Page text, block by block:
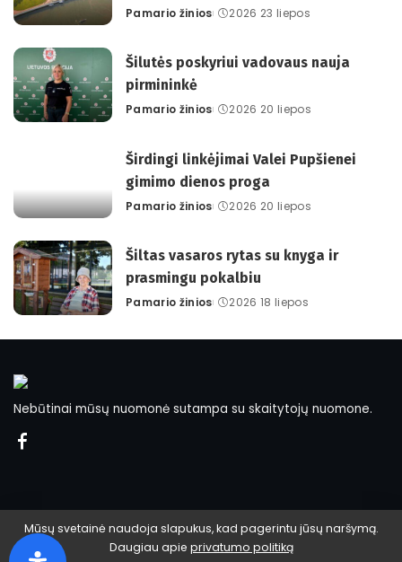
Posted
Pamario žinios 2026 23 liepos
Šilutės poskyriui vadovaus nauja
pirmininkė
Posted
Pamario žinios 2026 20 liepos
Širdingi linkėjimai Valei Pupšienei
gimimo dienos proga
Posted
Pamario žinios 2026 20 liepos
Šiltas vasaros rytas su knyga ir
prasmingu pokalbiu
Posted
Pamario žinios 2026 18 liepos
Nebūtinai mūsų nuomonė sutampa su skaitytojų nuomone.
Mūsų svetainė naudoja slapukus, kad pagerintu jūsų naršymą.
Daugiau apie privatumo politiką